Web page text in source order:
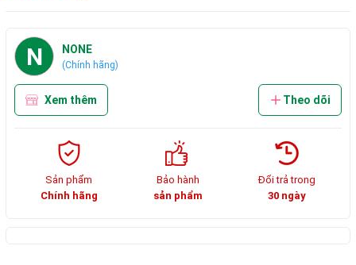
N NONE
(Chính hãng)
Xem thêm Theo dõi
Sản phẩm
Chính hãng
Bảo hành
sản phẩm
Đổi trả trong
30 ngày